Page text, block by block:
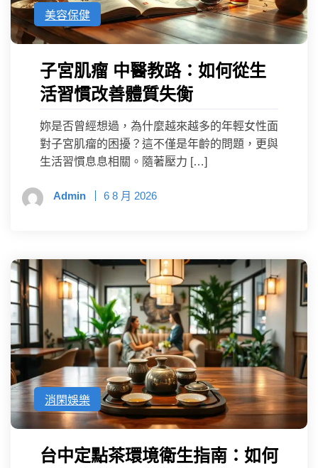
美容保健
子宮肌瘤 中醫教路：如何從生
活習慣改善體質失衡
妳是否曾經想過，為什麼越來越多的年輕女性面
對子宮肌瘤的困擾？這不僅是年齡的問題，更與
生活習慣息息相關。隨著壓力 […]
Admin 6 8 月 2026
消閑娛樂
台中定點茶環境衛生指南：如何